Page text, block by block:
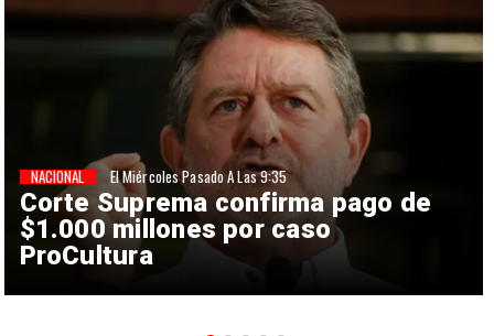
Corte Suprema confirma pago de
$1.000 millones por caso
ProCultura
NACIONAL El Miércoles Pasado A Las 9:35